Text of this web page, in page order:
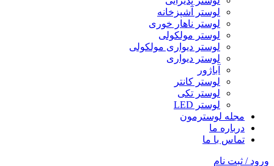
لوستر آشپزخانه
لوستر ناهار خوری
لوستر مولکولی
لوستر دیواری مولکولی
لوستر دیواری
آباژور
لوستر کانتر
لوستر تکی
لوستر LED
مجله لوسترمون
درباره ما
تماس با ما
ورود / ثبت نام